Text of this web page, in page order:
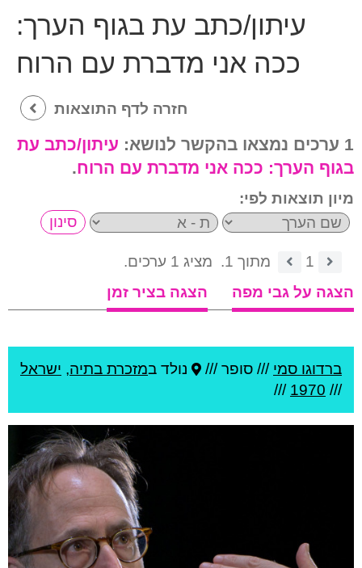
עיתון/כתב עת בגוף הערך:
ככה אני מדברת עם הרוח
חזרה לדף התוצאות
1 ערכים נמצאו בהקשר לנושא:
עיתון/כתב עת
בגוף הערך: ככה אני מדברת עם הרוח.
מיון תוצאות לפי:
1 מתוך 1.
מציג 1 ערכים.
הצגה על גבי מפה
הצגה בציר זמן
ברדוגו סמי /// סופר /// נולד במזכרת בתיה, ישראל
///
1970
///